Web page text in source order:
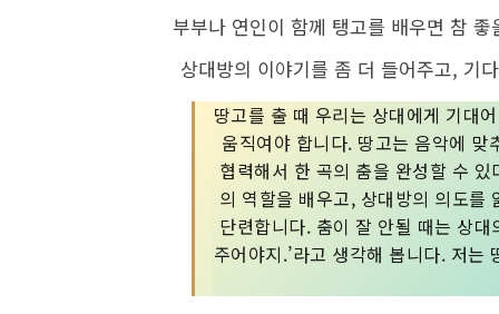
부부나 연인이 함께 탱고를 배우면 참
상대방의 이야기를 좀 더 들어주고, 기
땅고를 출 때 우리는 상대에게 기대
움직여야 합니다. 땅고는 음악에
협력해서 한 곡의 춤을 완성할 수
의 역할을 배우고, 상대방의 의도를
단련합니다. 춤이 잘 안될 때는 상
주어야지.’라고 생각해 봅니다. 저